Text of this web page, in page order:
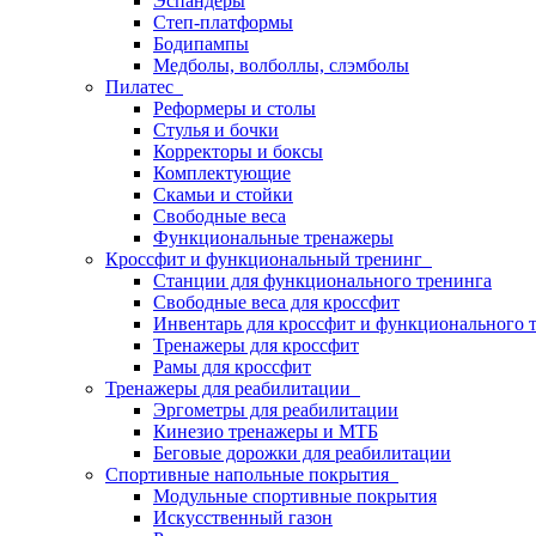
Степ-платформы
Бодипампы
Медболы, волболлы, слэмболы
Пилатес
Реформеры и столы
Стулья и бочки
Корректоры и боксы
Комплектующие
Скамьи и стойки
Свободные веса
Функциональные тренажеры
Кроссфит и функциональный тренинг
Станции для функционального тренинга
Свободные веса для кроссфит
Инвентарь для кроссфит и функционального
Тренажеры для кроссфит
Рамы для кроссфит
Тренажеры для реабилитации
Эргометры для реабилитации
Кинезио тренажеры и МТБ
Беговые дорожки для реабилитации
Спортивные напольные покрытия
Модульные спортивные покрытия
Искусственный газон